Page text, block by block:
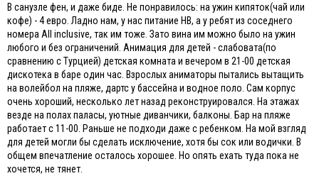
В санузле фен, и даже биде. Не понравилось: на ужин кипяток(чай или
кофе) - 4 евро. Ладно нам, у нас питание HB, а у ребят из соседнего
номера All inclusive, так им тоже. Зато вина им можно было на ужин
любого и без ограничений. Анимация для детей - слабовата(по
сравнению с Турцией) детская комната и вечером в 21-00 детская
дискотека в баре один час. Взрослых аниматоры пытались вытащить
на волейбол на пляже, дартс у бассейна и водное поло. Сам корпус
очень хороший, несколько лет назад реконструировался. На этажах
везде на полах паласы, уютные диванчики, балконы. Бар на пляже
работает с 11-00. Раньше не подходи даже с ребенком. На мой взгляд
для детей могли бы сделать исключение, хотя бы сок или водички. В
общем впечатление осталось хорошее. Но опять ехать туда пока не
хочется, не тянет.